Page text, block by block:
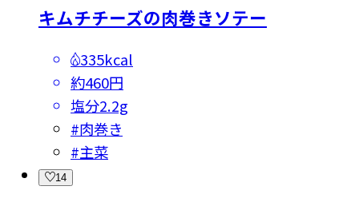
キムチチーズの肉巻きソテー
335kcal
約460円
塩分2.2g
#肉巻き
#主菜
14